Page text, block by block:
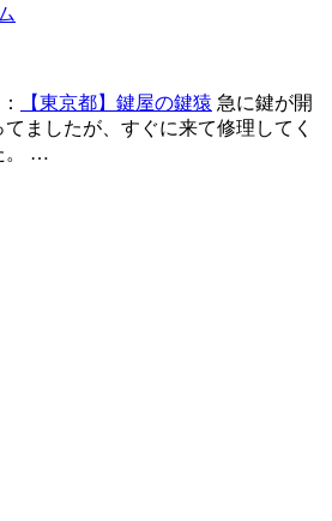
【東京都】鍵屋の鍵猿 急に鍵が開
ましたが、すぐに来て修理してく
。 …